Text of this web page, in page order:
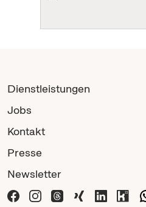
Dienstleistungen
Jobs
Kontakt
Presse
Newsletter